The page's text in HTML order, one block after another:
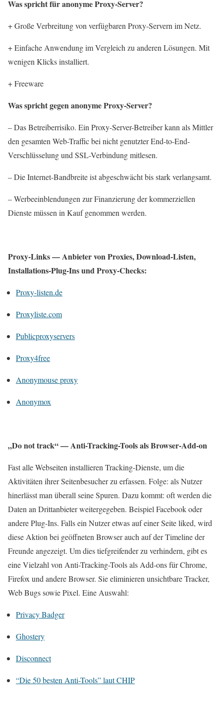
Was spricht für anonyme Proxy-Server?
+ Große Verbreitung von verfügbaren Proxy-Servern im Netz.
+ Einfache Anwendung im Vergleich zu anderen Lösungen. Mit
wenigen Klicks installiert.
+ Freeware
Was spricht gegen anonyme Proxy-Server?
– Das Betreiberrisiko. Ein Proxy-Server-Betreiber kann als Mittler
den gesamten Web-Traffic bei nicht genutzter End-to-End-
Verschlüsselung und SSL-Verbindung mitlesen.
– Die Internet-Bandbreite ist abgeschwächt bis stark verlangsamt.
– Werbeeinblendungen zur Finanzierung der kommerziellen
Dienste müssen in Kauf genommen werden.
Proxy-Links — Anbieter von Proxies, Download-Listen,
Installations-Plug-Ins und Proxy-Checks:
Proxy-listen.de
Proxyliste.com
Publicproxyservers
Proxy4free
Anonymouse proxy
Anonymox
„Do not track“ — Anti-Tracking-Tools als Browser-Add-on
Fast alle Webseiten installieren Tracking-Dienste, um die
Aktivitäten ihrer Seitenbesucher zu erfassen. Folge: als Nutzer
hinerlässt man überall seine Spuren. Dazu kommt: oft werden die
Daten an Drittanbieter weitergegeben. Beispiel Facebook oder
andere Plug-Ins. Falls ein Nutzer etwas auf einer Seite liked, wird
diese Aktion bei geöffneten Browser auch auf der Timeline der
Freunde angezeigt. Um dies tiefgreifender zu verhindern, gibt es
eine Vielzahl von Anti-Tracking-Tools als Add-ons für Chrome,
Firefox und andere Browser. Sie eliminieren unsichtbare Tracker,
Web Bugs sowie Pixel. Eine Auswahl:
Privacy Badger
Ghostery
Disconnect
“Die 50 besten Anti-Tools” laut CHIP